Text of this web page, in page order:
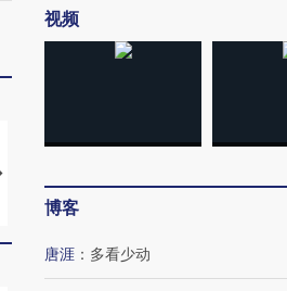
视线｜“入侵”还是“人道危
机”？难民潮撕裂西班牙
飞地休达
视频
博客
唐涯 ： 多看少动